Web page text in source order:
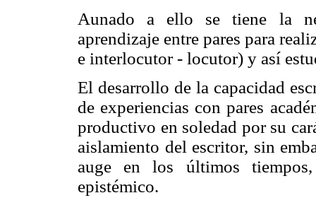
Aunado a ello se tiene la
aprendizaje entre pares para
e interlocutor - locutor) y así
El desarrollo de la capacidad
de experiencias con pares
productivo en soledad por su
aislamiento del escritor, sin
auge en los últimos
epistémico.